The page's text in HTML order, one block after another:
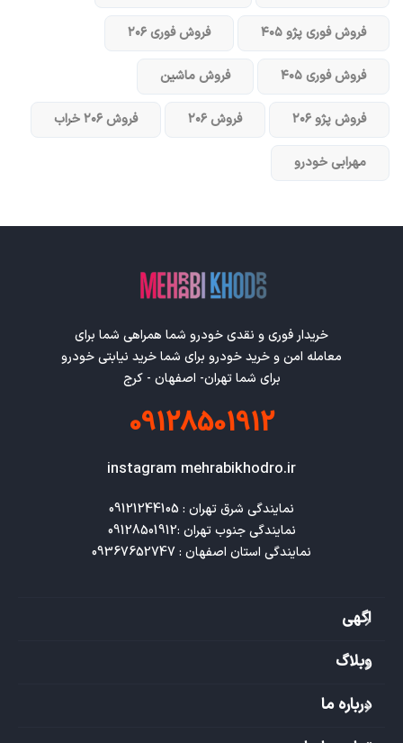
فروش فوری پژو ۴۰۵ فروش فوری ۲۰۶
فروش فوری ۴۰۵ فروش ماشین
فروش پژو ۲۰۶ فروش ۲۰۶ فروش ۲۰۶ خراب
مهرابی خودرو
خریدار فوری و نقدی خودرو شما همراهی شما برای
معامله امن و خرید خودرو برای شما خرید نیابتی خودرو
برای شما تهران- اصفهان - کرج
09128501912
instagram mehrabikhodro.ir
نمایندگی استان اصفهان : 09367652747
اگهی
وبلاگ
درباره ما